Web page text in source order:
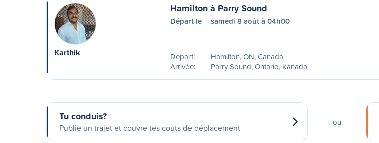
Karthik
Hamilton à Parry Sound
Départ le samedi 8 août à 04h00
Départ:
Hamilton, ON, Canada
Arrivée:
Parry Sound, Ontario, Kanada
Tu conduis?
Publie un trajet et couvre tes coûts de déplacement
ou